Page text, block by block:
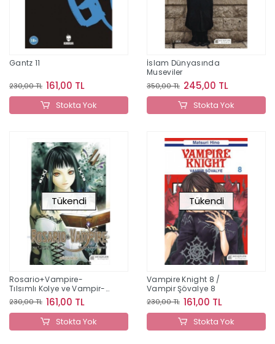
Gantz 11
230,00 TL 161,00 TL
Stokta Yok
İslam Dünyasında
Museviler
350,00 TL 245,00 TL
Stokta Yok
Tükendi
Rosario+Vampire-
Tılsımlı Kolye ve Vampir-
Sezon 2 Cilt 4
230,00 TL 161,00 TL
Stokta Yok
Tükendi
Vampire Knight 8 /
Vampir Şövalye 8
230,00 TL 161,00 TL
Stokta Yok